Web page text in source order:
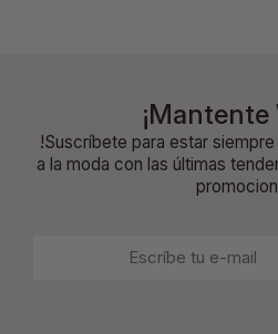
¡Mantente
!Suscríbete para estar
a la moda con las últimas